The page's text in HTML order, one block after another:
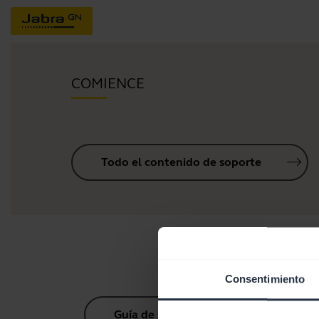
Consentimiento
COMIENCE
Todo el contenido de soporte
Guía de sincronización Bluetooth